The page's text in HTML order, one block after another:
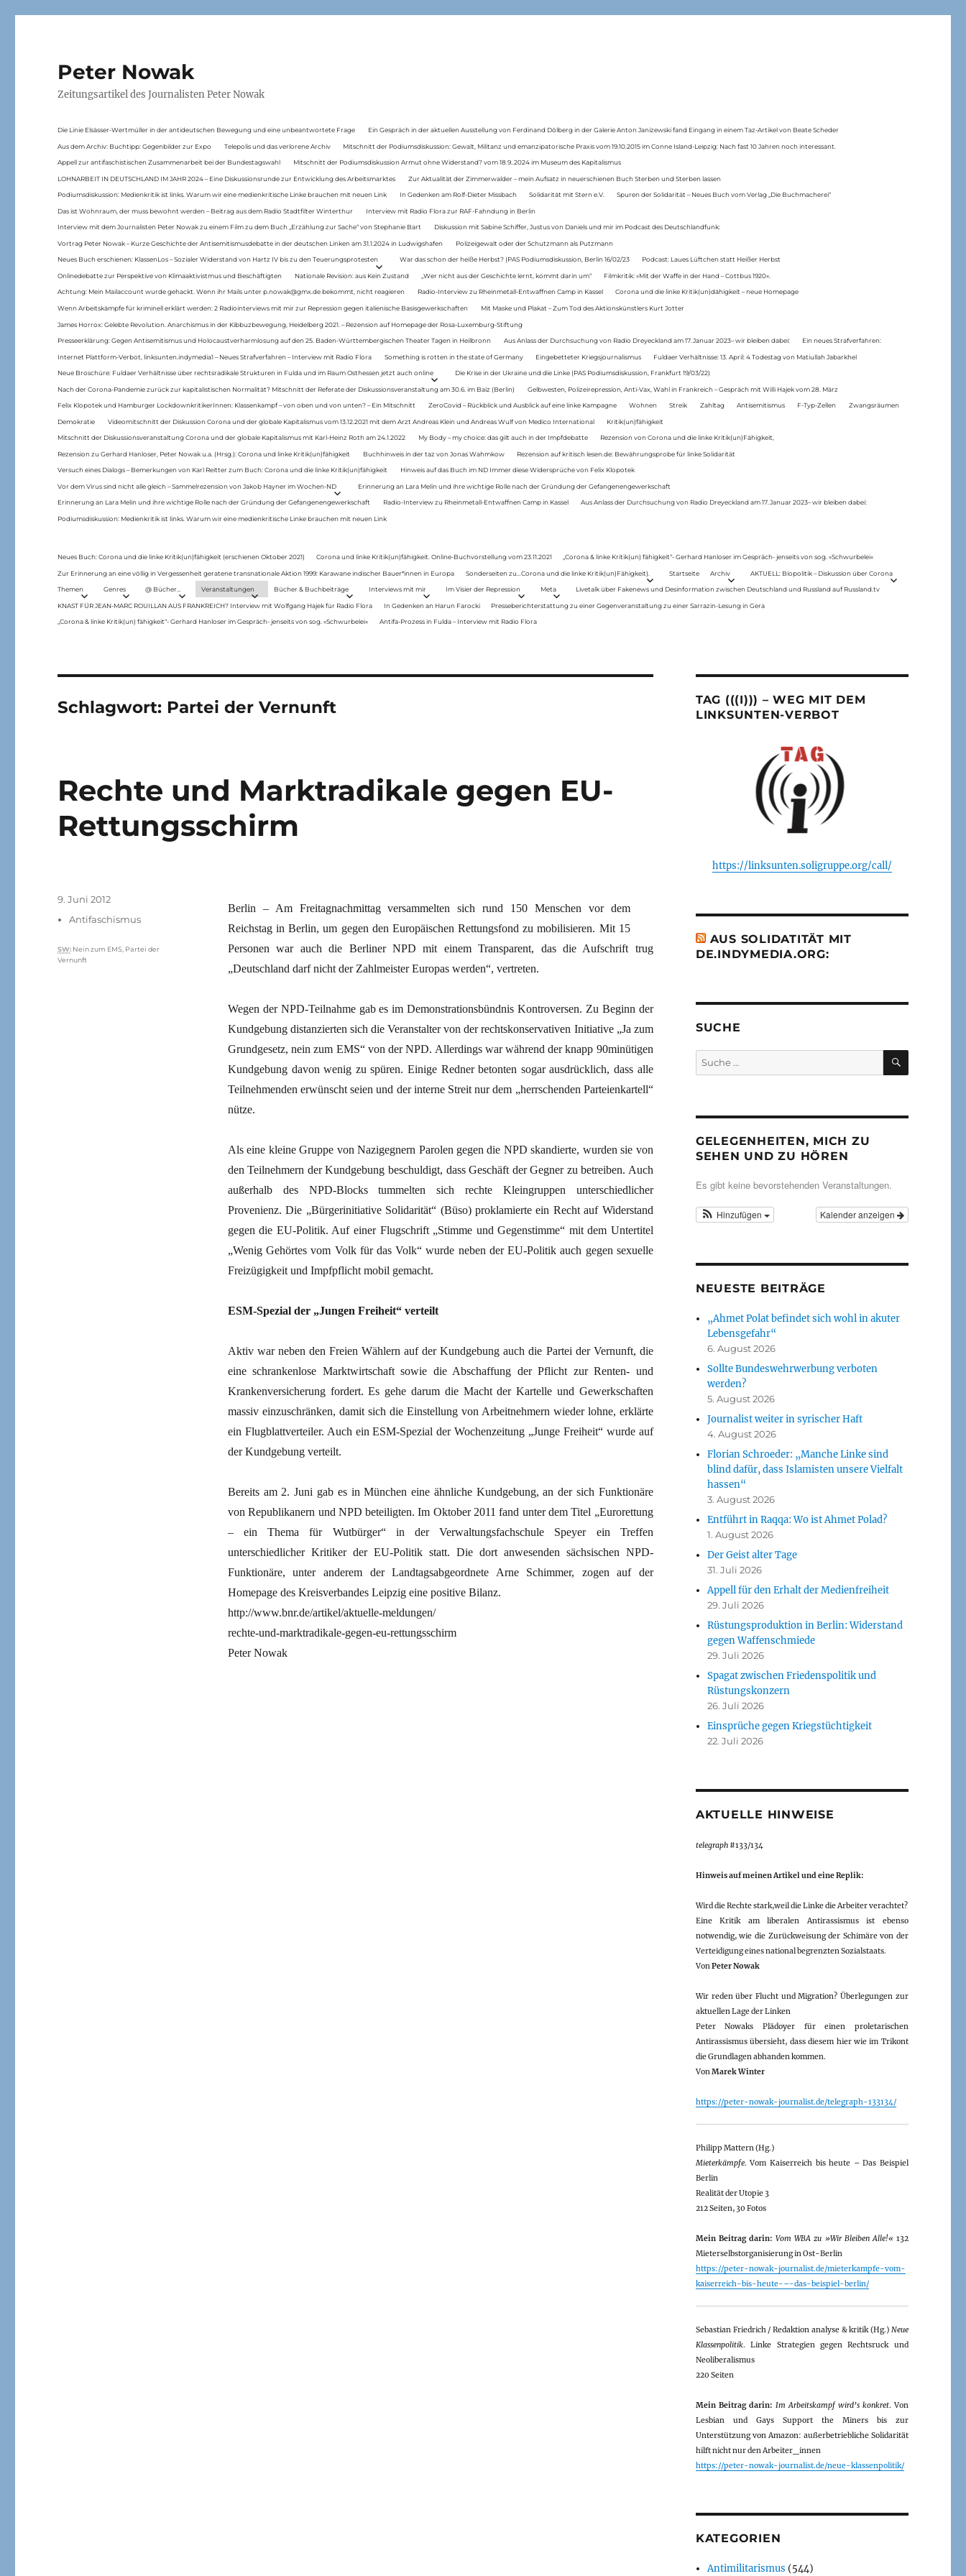
Peter Nowak
Zeitungsartikel des Journalisten Peter Nowak
Die Linie Elsässer-Wertmüller in der antideutschen Bewegung und eine unbeantwortete Frage Ein Gespräch in der aktuellen Ausstellung von Ferdinand Dölberg in der Galerie Anton Janizewski fand Eingang in einem Taz-Artikel von Beate Scheder
Aus dem Archiv: Buchtipp: Gegenbilder zur Expo Telepolis und das verlorene Archiv Mitschnitt der Podiumsdiskussion: Gewalt, Militanz und emanzipatorische Praxis vom 19.10.2015 im Conne Island-Leipzig: Nach fast 10 Jahren noch interessant.
Appell zur antifaschistischen Zusammenarbeit bei der Bundestagswahl Mitschnitt der Podiumsdiskussion Armut ohne Widerstand? vom 18.9..2024 im Museum des Kapitalismus
LOHNARBEIT IN DEUTSCHLAND IM JAHR 2024 – Eine Diskussionsrunde zur Entwicklung des Arbeitsmarktes Zur Aktualität der Zimmerwalder – mein Aufsatz in neuerschienen Buch Sterben und Sterben lassen
Podiumsdiskussion: Medienkritik ist links. Warum wir eine medienkritische Linke brauchen mit neuen Link In Gedenken am Rolf-Dieter Missbach Solidarität mit Stern e.V. Spuren der Solidarität – Neues Buch vom Verlag „Die Buchmacherei“
Das ist Wohnraum, der muss bewohnt werden – Beitrag aus dem Radio Stadtfilter Winterthur Interview mit Radio Flora zur RAF-Fahndung in Berlin
Interview mit dem Journalisten Peter Nowak zu einem Film zu dem Buch „Erzählung zur Sache“ von Stephanie Bart Diskussion mit Sabine Schiffer, Justus von Daniels und mir im Podcast des Deutschlandfunk:
Vortrag Peter Nowak – Kurze Geschichte der Antisemitismusdebatte in der deutschen Linken am 31.1.2024 in Ludwigshafen Polizeigewalt oder der Schutzmann als Putzmann
Neues Buch erschienen: KlassenLos – Sozialer Widerstand von Hartz IV bis zu den Teuerungsprotesten War das schon der heiße Herbst? (PAS Podiumsdiskussion, Berlin 16/02/23 Podcast: Laues Lüftchen statt Heißer Herbst
Onlinedebatte zur Perspektive von Klimaaktivistmus und Beschäftigten Nationale Revision: aus Kein Zustand „Wer nicht aus der Geschichte lernt, kommt darin um“ Filmkritik: »Mit der Waffe in der Hand – Cottbus 1920«.
Achtung: Mein Mailaccount wurde gehackt. Wenn ihr Mails unter p.nowak@gmx.de bekommt, nicht reagieren Radio-Interview zu Rheinmetall-Entwaffnen Camp in Kassel Corona und die linke Kritik(un)dähigkeit – neue Homepage
Wenn Arbeitskämpfe für kriminell erklärt werden: 2 Radiointerviews mit mir zur Repression gegen italienische Basisgewerkschaften Mit Maske und Plakat – Zum Tod des Aktionskünstlers Kurt Jotter
James Horrox: Gelebte Revolution. Anarchismus in der Kibbuzbewegung, Heidelberg 2021. – Rezension auf Homepage der Rosa-Luxemburg-Stiftung
Presseerklärung: Gegen Antisemitismus und Holocaustverharmlosung auf den 25. Baden-Württembergischen Theater Tagen in Heilbronn Aus Anlass der Durchsuchung von Radio Dreyeckland am 17.Januar 2023– wir bleiben dabei: Ein neues Strafverfahren:
Internet Plattform-Verbot, linksunten.indymedia1 – Neues Strafverfahren – Interview mit Radio Flora Something is rotten in the state of Germany Eingebetteter Kriegsjournalismus Fuldaer Verhältnisse: 13. April: 4 Todestag von Matiul­lah Jabarkhel
Neue Broschüre: Fuldaer Verhältnisse über rechtsradikale Strukturen in Fulda und im Raum Osthessen jetzt auch online Die Krise in der Ukraine und die Linke (PAS Podiumsdiskussion, Frankfurt 19/03/22)
Nach der Corona-Pandemie zurück zur kapitalistischen Normalität? Mitschnitt der Referate der Diskussionsveranstaltung am 30.6. im Baiz (Berlin) Gelbwesten, Polizeirepression, Anti-Vax, Wahl in Frankreich – Gespräch mit Willi Hajek vom 28. März
Felix Klopotek und Hamburger LockdownkritikerInnen: Klassenkampf – von oben und von unten? – Ein Mitschnitt ZeroCovid – Rückblick und Ausblick auf eine linke Kampagne Wohnen Streik Zahltag Antisemitismus F-Typ-Zellen Zwangsräumen
Demokratie Videomitschnitt der Diskussion Corona und der globale Kapitalismus vom 13.12.2021 mit dem Arzt Andreas Klein und Andreas Wulf von Medico International Kritik(un)fähigkeit
Mitschnitt der Diskussionsveranstaltung Corona und der globale Kapitalismus mit Karl-Heinz Roth am 24.1.2022 My Body – my choice: das gilt auch in der Impfdebatte Rezension von Corona und die linke Kritik(un)Fähigkeit,
Rezension zu Gerhard Hanloser, Peter Nowak u.a. (Hrsg.): Corona und linke Kritik(un)fähigkeit Buchhinweis in der taz von Jonas Wahmkow Rezension auf kritisch lesen.de: Bewährungsprobe für linke Solidarität
Versuch eines Dialogs – Bemerkungen von Karl Reitter zum Buch: Corona und die linke Kritik(un)fähigkeit Hinweis auf das Buch im ND Immer diese Widersprüche von Felix Klopotek
Vor dem Virus sind nicht alle gleich – Sammelrezension von Jakob Hayner im Wochen-ND Erinnerung an Lara Melin und ihre wichtige Rolle nach der Gründung der Gefangenengewerkschaft
Erinnerung an Lara Melin und ihre wichtige Rolle nach der Gründung der Gefangenengewerkschaft Radio-Interview zu Rheinmetall-Entwaffnen Camp in Kassel Aus Anlass der Durchsuchung von Radio Dreyeckland am 17.Januar 2023– wir bleiben dabei:
Podiumsdiskussion: Medienkritik ist links. Warum wir eine medienkritische Linke brauchen mit neuen Link
Neues Buch: Corona und die linke Kritik(un)fähigkeit (erschienen Oktober 2021) Corona und linke Kritik(un)fähigkeit. Online-Buchvorstellung vom 23.11.2021 „Corona & linke Kritik(un) fähigkeit“- Gerhard Hanloser im Gespräch- jenseits von sog. »Schwurbelei«
Zur Erinnerung an eine völlig in Vergessenheit geratene transnationale Aktion 1999: Karawane indischer Bauer*innen in Europa Sonderseiten zu…Corona und die linke Kritik(un)Fähigkeit). Startseite Archiv AKTUELL: Biopolitik – Diskussion über Corona
Themen Genres @ Bücher… Veranstaltungen Bücher & Buchbeiträge Interviews mit mir Im Visier der Repression Meta Livetalk über Fakenews und Desinformation zwischen Deutschland und Russland auf Russland.tv
KNAST FÜR JEAN-MARC ROUILLAN AUS FRANKREICH? Interview mit Wolfgang Hajek für Radio Flora In Gedenken an Harun Farocki Presseberichterstattung zu einer Gegenveranstaltung zu einer Sarrazin-Lesung in Gera
„Corona & linke Kritik(un) fähigkeit“- Gerhard Hanloser im Gespräch- jenseits von sog. »Schwurbelei« Antifa-Prozess in Fulda – Interview mit Radio Flora
Schlagwort: Partei der Vernunft
Rechte und Marktradikale gegen EU-
Rettungsschirm
Berlin – Am Freitagnachmittag versammelten sich rund 150 Menschen vor dem
Reichstag in Berlin, um gegen den Europäischen Rettungsfond zu mobilisieren. Mit 15
Personen war auch die Berliner NPD mit einem Transparent, das die Aufschrift trug
„Deutschland darf nicht der Zahlmeister Europas werden“, vertreten.
Wegen der NPD-Teilnahme gab es im Demonstrationsbündnis Kontroversen. Zu Beginn der
Kundgebung distanzierten sich die Veranstalter von der rechtskonservativen Initiative „Ja zum
Grundgesetz, nein zum EMS“ von der NPD. Allerdings war während der knapp 90minütigen
Kundgebung davon wenig zu spüren. Einige Redner betonten sogar ausdrücklich, dass alle
Teilnehmenden erwünscht seien und der interne Streit nur dem „herrschenden Parteienkartell“
nütze.
Als eine kleine Gruppe von Nazigegnern Parolen gegen die NPD skandierte, wurden sie von
den Teilnehmern der Kundgebung beschuldigt, dass Geschäft der Gegner zu betreiben. Auch
außerhalb des NPD-Blocks tummelten sich rechte Kleingruppen unterschiedlicher
Provenienz. Die „Bürgerinitiative Solidarität“ (Büso) proklamierte ein Recht auf Widerstand
gegen die EU-Politik. Auf einer Flugschrift „Stimme und Gegenstimme“ mit dem Untertitel
„Wenig Gehörtes vom Volk für das Volk“ wurde neben der EU-Politik auch gegen sexuelle
Freizügigkeit und Impfpflicht mobil gemacht.
ESM-Spezial der „Jungen Freiheit“ verteilt
Aktiv war neben den Freien Wählern auf der Kundgebung auch die Partei der Vernunft, die
eine schrankenlose Marktwirtschaft sowie die Abschaffung der Pflicht zur Renten- und
Krankenversicherung fordert. Es gehe darum die Macht der Kartelle und Gewerkschaften
massiv einzuschränken, damit sich die Einstellung von Arbeitnehmern wieder lohne, erklärte
ein Flugblattverteiler. Auch ein ESM-Spezial der Wochenzeitung „Junge Freiheit“ wurde auf
der Kundgebung verteilt.
Bereits am 2. Juni gab es in München eine ähnliche Kundgebung, an der sich Funktionäre
von Republikanern und NPD beteiligten. Im Oktober 2011 fand unter dem Titel „Eurorettung
– ein Thema für Wutbürger“ in der Verwaltungsfachschule Speyer ein Treffen
unterschiedlicher Kritiker der EU-Politik statt. Die dort anwesenden sächsischen NPD-
Funktionäre, unter anderem der Landtagsabgeordnete Arne Schimmer, zogen auf der
Homepage des Kreisverbandes Leipzig eine positive Bilanz.
http://www.bnr.de/artikel/aktuelle-meldungen/
rechte-und-marktradikale-gegen-eu-rettungsschirm
Peter Nowak
Veröffentlicht
9. Juni 2012
Kategorien
Antifaschismus
Schlagwörter
SW: Nein zum EMS Partei der
Vernunft
TAG (((I))) – WEG MIT DEM
LINKSUNTEN-VERBOT
https://linksunten.soligruppe.org/call/
AUS SOLIDATITÄT MIT
DE.INDYMEDIA.ORG:
SUCHE
Suche
nach:
SUCHEN
GELEGENHEITEN, MICH ZU
SEHEN UND ZU HÖREN
Es gibt keine bevorstehenden Veranstaltungen.
Kalender anzeigen
Hinzufügen
NEUESTE BEITRÄGE
„Ahmet Polat befindet sich wohl in akuter
Lebensgefahr“
6. August 2026
Sollte Bundeswehrwerbung verboten
werden?
5. August 2026
Journalist weiter in syrischer Haft
4. August 2026
Florian Schroeder: „Manche Linke sind
blind dafür, dass Islamisten unsere Vielfalt
hassen“
3. August 2026
Entführt in Raqqa: Wo ist Ahmet Polad?
1. August 2026
Der Geist alter Tage
31. Juli 2026
Appell für den Erhalt der Medienfreiheit
29. Juli 2026
Rüstungsproduktion in Berlin: Widerstand
gegen Waffenschmiede
29. Juli 2026
Spagat zwischen Friedenspolitik und
Rüstungskonzern
26. Juli 2026
Einsprüche gegen Kriegstüchtigkeit
22. Juli 2026
AKTUELLE HINWEISE
telegraph#133/134
Hinweis auf meinen Artikel und eine Replik:
Wird die Rechte stark,weil die Linke die Arbeiter verachtet?
Eine Kritik am liberalen Antirassismus ist ebenso
notwendig, wie die Zurückweisung der Schimäre von der
Verteidigung eines national begrenzten Sozialstaats.
VonPeter Nowak
Wir reden über Flucht und Migration? Überlegungen zur
aktuellen Lage der Linken
Peter Nowaks Plädoyer für einen proletarischen
Antirassismus übersieht, dass diesem hier wie im Trikont
die Grundlagen abhanden kommen.
VonMarek Winter
https://peter-nowak-journalist.de/telegraph-133134/
Philipp Mattern (Hg.)
Mieterkämpfe. Vom Kaiserreich bis heute – Das Beispiel
Berlin
Realität der Utopie 3
212 Seiten, 30 Fotos
Mein Beitrag darin: Vom WBA zu »Wir Bleiben Alle!«132
Mieterselbstorganisierung in Ost-Berlin
https://peter-nowak-journalist.de/mieterkampfe-vom-
kaiserreich-bis-heute-–-das-beispiel-berlin/
Sebastian Friedrich / Redaktion analyse & kritik (Hg.) Neue
Klassenpolitik. Linke Strategien gegen Rechtsruck und
Neoliberalismus
220 Seiten
Mein Beitrag darin: Im Arbeitskampf wird’s konkret. Von
Lesbian und Gays Support the Miners bis zur
Unterstützung von Amazon: außerbetriebliche Solidarität
hilft nicht nur den Arbeiter_innen
https://peter-nowak-journalist.de/neue-klassenpolitik/
KATEGORIEN
Antimilitarismus (544)